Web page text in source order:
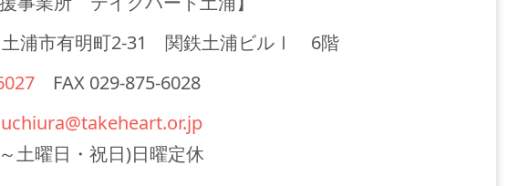
浦市有明町2-31 関鉄土浦ビルⅠ 6階
FAX 029-875-6028
土曜日・祝日)日曜定休